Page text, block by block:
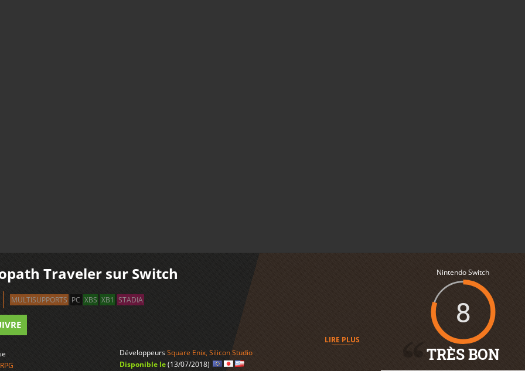
Traveler sur Switch
MULTISUPPORTS PC XBS XB1 STADIA
LIRE PLUS
RPG
DéveloppeursSquare Enix, Silicon Studio
Disponible le(13/07/2018)
Nintendo Switch
8
TRÈS BON